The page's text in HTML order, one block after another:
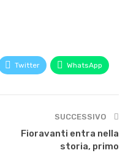
Twitter WhatsApp
SUCCESSIVO
Fioravanti entra nella
storia, primo